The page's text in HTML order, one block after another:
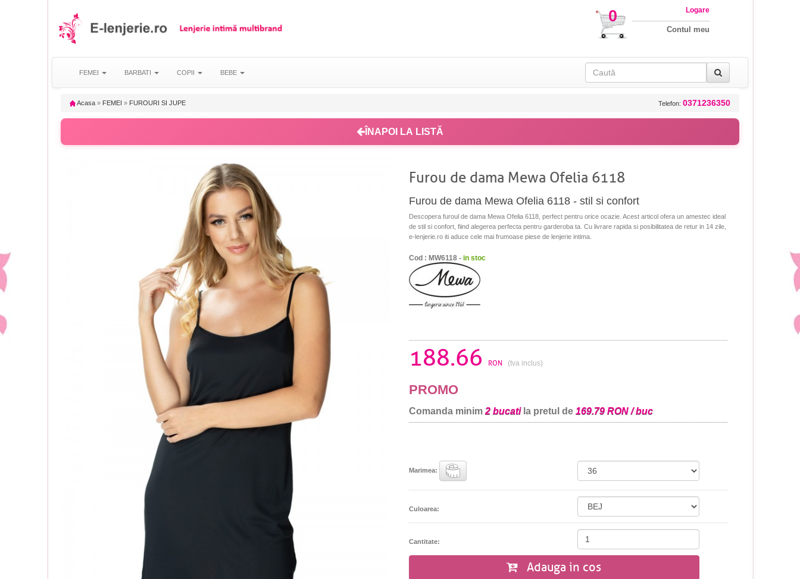
0 Logare
Contul meu
FEMEI BARBATI COPII BEBE
Acasa » FEMEI » FUROURI SI JUPE Telefon: 0371236350
ÎNAPOI LA LISTĂ
Furou de dama Mewa Ofelia 6118
Furou de dama Mewa Ofelia 6118 - stil si confort
Descopera furoul de dama Mewa Ofelia 6118, perfect pentru orice ocazie. Acest articol ofera un amestec ideal
de stil si confort, fiind alegerea perfecta pentru garderoba ta. Cu livrare rapida si posibilitatea de retur in 14 zile,
e-lenjerie.ro iti aduce cele mai frumoase piese de lenjerie intima.
Cod : MW6118 - in stoc
188.66 RON (tva inclus)
PROMO
Comanda minim 2 bucatila pretul de 169.79 RON / buc
Marimea:
Culoarea:
Cantitate:
Adauga in cos